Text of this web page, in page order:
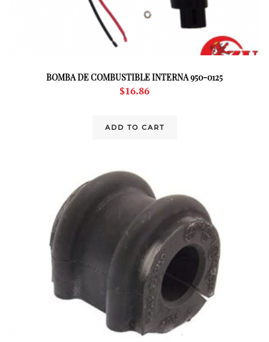
BOMBA DE COMBUSTIBLE INTERNA 950-0125
$16.86
ADD TO CART